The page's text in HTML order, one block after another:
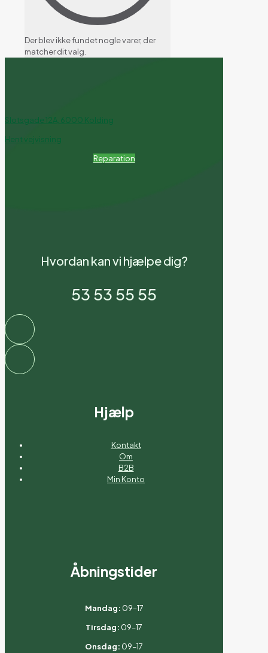
Der blev ikke fundet nogle varer, der
matcher dit valg.
Slotsgade 12A, 6000 Kolding
Hent vejvisning
Reparation
Hvordan kan vi hjælpe dig?
53 53 55 55
Hjælp
Kontakt
Om
B2B
Min Konto
Åbningstider
Mandag: 09–17
Tirsdag: 09–17
Onsdag: 09–17